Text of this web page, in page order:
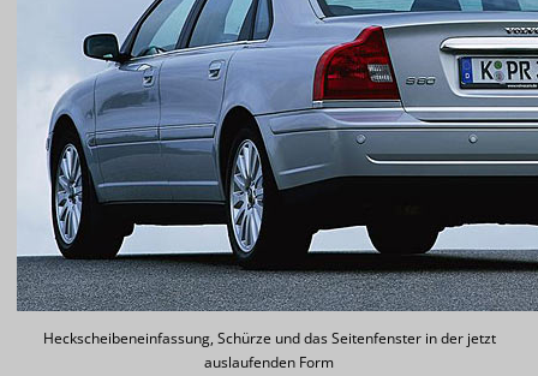
Heckscheibeneinfassung, Schürze und das Seitenfenster in der jetzt
auslaufenden Form